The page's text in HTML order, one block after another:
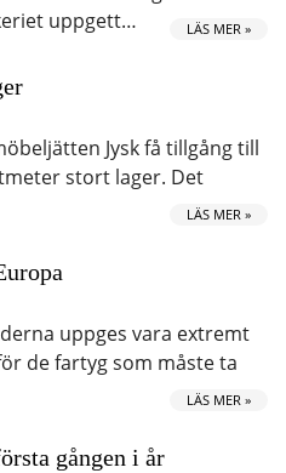
uppgett…
LÄS MER »
Jysk få tillgång till
stort lager. Det
LÄS MER »
uppges vara extremt
de fartyg som måste ta
LÄS MER »
gången i år